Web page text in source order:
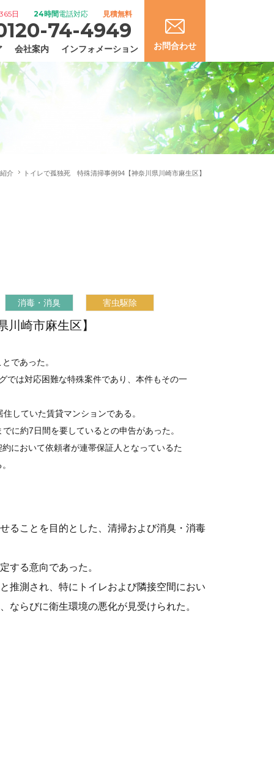
会社案内 インフォメーション お問合わせ
365日 24時間電話対応 見積無料
74-4949
介 トイレで孤独死 特殊清掃事例94【神奈川県川崎市麻生区】
消毒・消臭 害虫駆除
崎市麻生区】
であった。
では対応困難な特殊案件であり、本件もその一
していた賃貸マンションである。
に約7日間を要しているとの申告があった。
において依頼者が連帯保証人となっているた
ることを目的とした、清掃および消臭・消毒
する意向であった。
推測され、特にトイレおよび隣接空間におい
らびに衛生環境の悪化が見受けられた。